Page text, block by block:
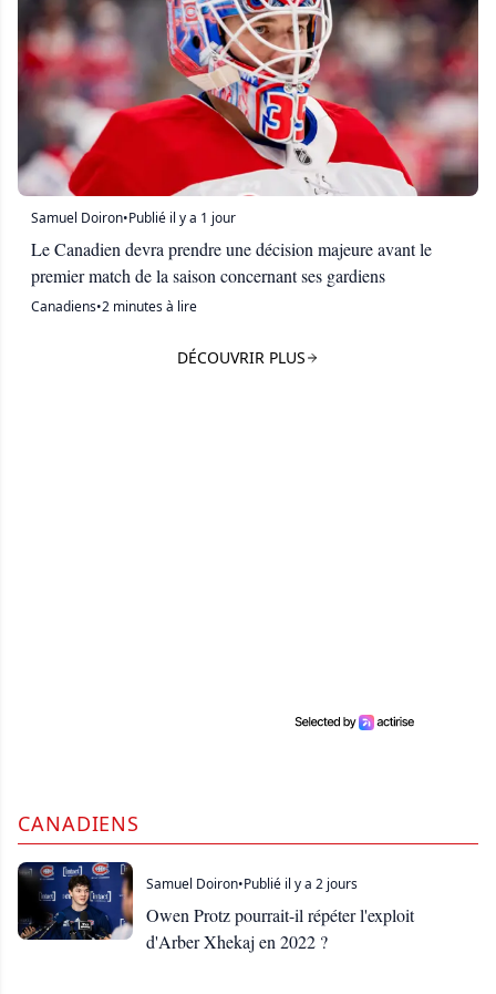
Samuel Doiron•Publié il y a 1 jour
Le Canadien devra prendre une décision majeure avant le
premier match de la saison concernant ses gardiens
Canadiens•2 minutes à lire
DÉCOUVRIR PLUS
CANADIENS
Samuel Doiron•Publié il y a 2 jours
Owen Protz pourrait-il répéter l'exploit
d'Arber Xhekaj en 2022 ?